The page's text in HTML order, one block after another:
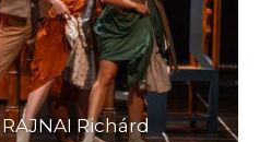
Richárd